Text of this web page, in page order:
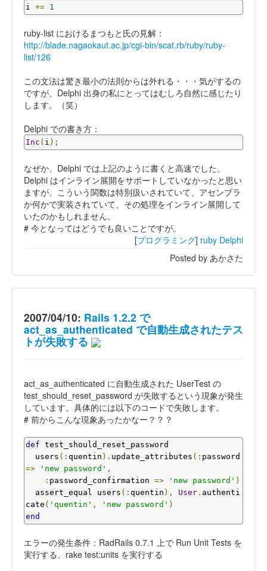
i += 1
ruby-list におけるまつもと氏の見解：
http://blade.nagaokaut.ac.jp/cgi-bin/scat.rb/ruby/ruby-
list/126
この文法は驚き最小の法則からは外れる・・・気がするの
ですが、Delphi 出身の私にとってはむしろ自然に感じたり
します。（笑）
Delphi での書き方：
Inc ( i );
なぜか、Delphi では上記のように書くと高速でした。
Delphi はインライン展開をサポートしていなかったと思い
ますが、こういう関数は特別扱いされていて、アセンブラ
か何かで実装されていて、その処理をインライン展開して
いたのかもしれません。
# 今となってはどうでも良いことですが。
[プログラミング] ruby Delphi
Posted by あかさた
2007/04/10: Rails 1.2.2 で
act_as_authenticated で自動生成されたテス
トが失敗する
act_as_authenticated に自動生成された UserTest の
test_should_reset_password が失敗するという現象が発生
しています。具体的には以下のコードで失敗します。
# 前からこんな現象あったかなー？？？
def test_should_reset_password
  users
(: quentin ). update_attributes (:
=>
'new password' ,
: password_confirmation => 'new password' )
  assert_equal users
(: quentin ), User . authenti
cate ( 'quentin' , 'new password' )
end
エラーの発生条件：RadRails 0.7.1 上で Run Unit Tests を
実行する、rake test:units を実行する